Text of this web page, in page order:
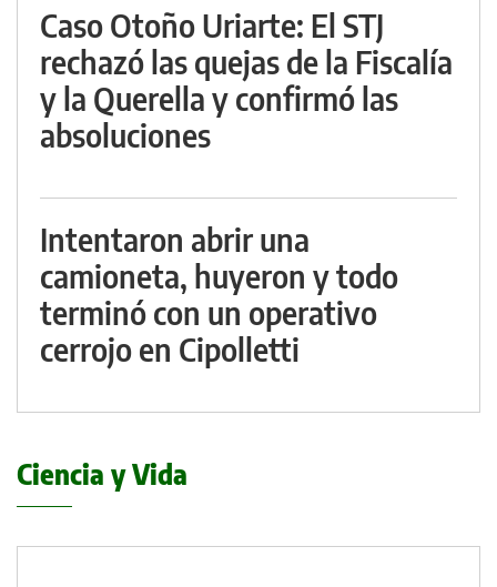
Caso Otoño Uriarte: El STJ
rechazó las quejas de la Fiscalía
y la Querella y confirmó las
absoluciones
Intentaron abrir una
camioneta, huyeron y todo
terminó con un operativo
cerrojo en Cipolletti
Ciencia y Vida